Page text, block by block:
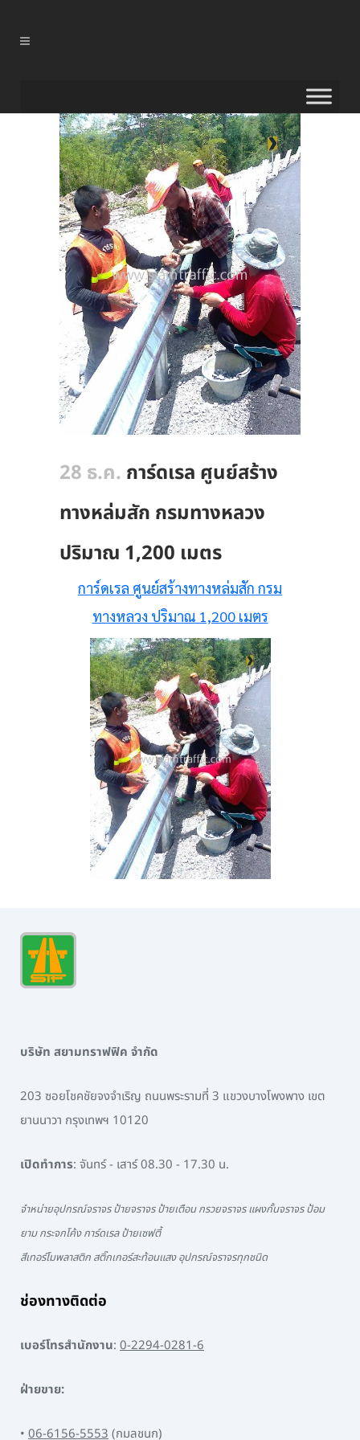
28 ธ.ค. การ์ดเรล ศูนย์สร้าง
ทางหล่มสัก กรมทางหลวง
ปริมาณ 1,200 เมตร
การ์ดเรล ศูนย์สร้างทางหล่มสัก กรม
ทางหลวง ปริมาณ 1,200 เมตร
บริษัท สยามทราฟฟิค จำกัด
203 ซอยโชคชัยจงจำเริญ ถนนพระรามที่ 3 แขวงบางโพงพาง เขต
ยานนาวา กรุงเทพฯ 10120
เปิดทำการ: จันทร์ - เสาร์ 08.30 - 17.30 น.
จำหน่ายอุปกรณ์จราจร ป้ายจราจร ป้ายเตือน กรวยจราจร แผงกั้นจราจร ป้อม
ยาม กระจกโค้ง การ์ดเรล ป้ายเซฟตี้
สีเทอร์โมพลาสติก สติ๊กเกอร์สะท้อนแสง อุปกรณ์จราจรทุกชนิด
ช่องทางติดต่อ
เบอร์โทรสำนักงาน: 0-2294-0281-6
ฝ่ายขาย:
• 06-6156-5553(กมลชนก)